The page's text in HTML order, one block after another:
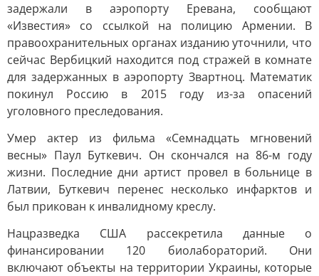
задержали в аэропорту Еревана, сообщают
«Известия» со ссылкой на полицию Армении. В
правоохранительных органах изданию уточнили, что
сейчас Вербицкий находится под стражей в комнате
для задержанных в аэропорту Звартноц. Математик
покинул Россию в 2015 году из-за опасений
уголовного преследования.
Умер актер из фильма «Семнадцать мгновений
весны» Паул Буткевич. Он скончался на 86-м году
жизни. Последние дни артист провел в больнице в
Латвии, Буткевич перенес несколько инфарктов и
был прикован к инвалидному креслу.
Нацразведка США рассекретила данные о
финансировании 120 биолабораторий. Они
включают объекты на территории Украины, которые